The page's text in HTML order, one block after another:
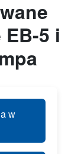
5 i
w